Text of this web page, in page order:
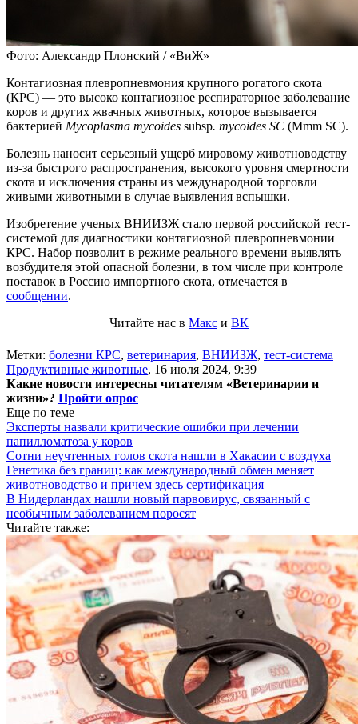
Фото: Александр Плонский / «ВиЖ»
Контагиозная плевропневмония крупного рогатого скота
(КРС) — это высоко контагиозное респираторное заболевание
коров и других жвачных животных, которое вызывается
бактерией Mycoplasma mycoides subsp. mycoides SC (Mmm SC).
Болезнь наносит серьезный ущерб мировому животноводству
из-за быстрого распространения, высокого уровня смертности
скота и исключения страны из международной торговли
живыми животными в случае выявления вспышки.
Изобретение ученых ВНИИЗЖ стало первой российской тест-
системой для диагностики контагиозной плевропневмонии
КРС. Набор позволит в режиме реального времени выявлять
возбудителя этой опасной болезни, в том числе при контроле
поставок в Россию импортного скота, отмечается в
сообщении.
Читайте нас в Макс и ВК
Метки: болезни КРС, ветеринария, ВНИИЗЖ, тест-система
Продуктивные животные, 16 июля 2024, 9:39
Какие новости интересны читателям «Ветеринарии и
жизни»? Пройти опрос
Еще по теме
Эксперты назвали критические ошибки при лечении
папилломатоза у коров
Сотни неучтенных голов скота нашли в Хакасии с воздуха
Генетика без границ: как международный обмен меняет
животноводство и причем здесь сертификация
В Нидерландах нашли новый парвовирус, связанный с
необычным заболеванием поросят
Читайте также: